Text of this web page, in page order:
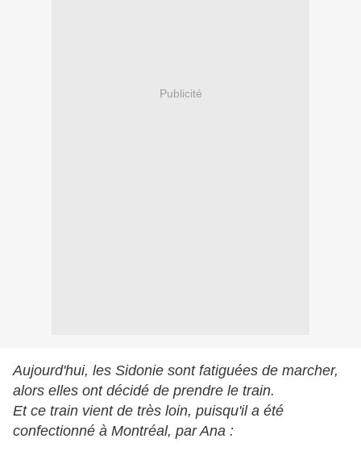
Publicité
Aujourd'hui, les Sidonie sont fatiguées de marcher,
alors elles ont décidé de prendre le train.
Et ce train vient de très loin, puisqu'il a été
confectionné à Montréal, par Ana :